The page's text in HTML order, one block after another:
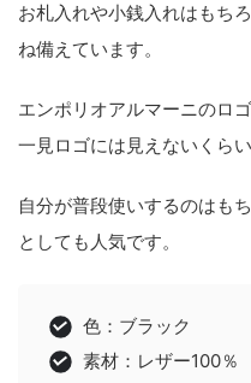
お札入れや小銭入れはもち
ね備えています。
エンポリオアルマーニのロ
一見ロゴには見えないくら
自分が普段使いするのはも
としても人気です。
色：ブラック
素材：レザー100％